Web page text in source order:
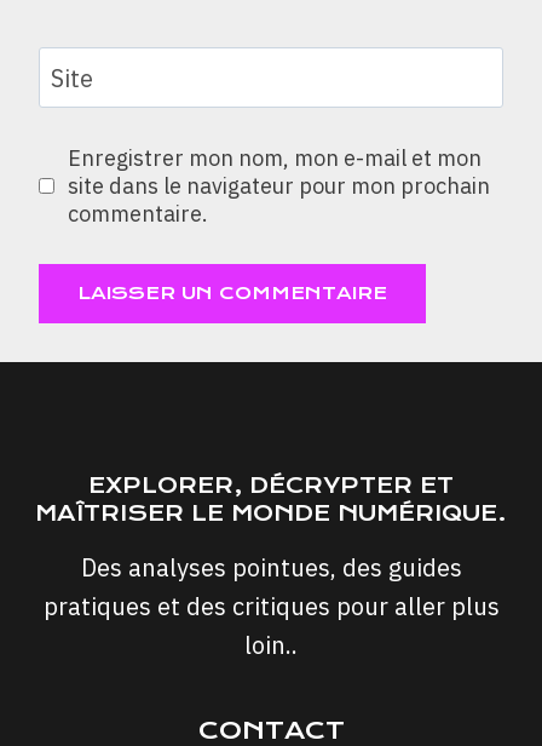
Site
Enregistrer mon nom, mon e-mail et mon
site dans le navigateur pour mon prochain
commentaire.
EXPLORER, DÉCRYPTER ET
MAÎTRISER LE MONDE NUMÉRIQUE.
Des analyses pointues, des guides
pratiques et des critiques pour aller plus
loin..
CONTACT